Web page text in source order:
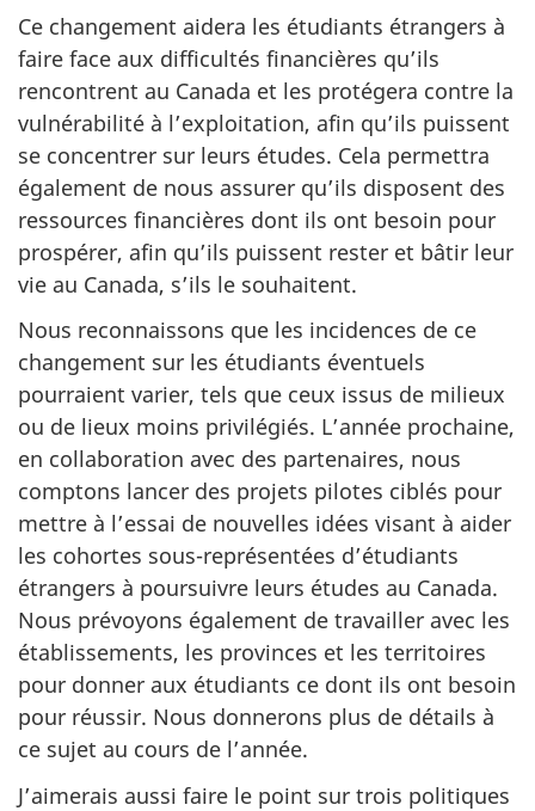
Ce changement aidera les étudiants étrangers à
faire face aux difficultés financières qu’ils
rencontrent au Canada et les protégera contre la
vulnérabilité à l’exploitation, afin qu’ils puissent
se concentrer sur leurs études. Cela permettra
également de nous assurer qu’ils disposent des
ressources financières dont ils ont besoin pour
prospérer, afin qu’ils puissent rester et bâtir leur
vie au Canada, s’ils le souhaitent.
Nous reconnaissons que les incidences de ce
changement sur les étudiants éventuels
pourraient varier, tels que ceux issus de milieux
ou de lieux moins privilégiés. L’année prochaine,
en collaboration avec des partenaires, nous
comptons lancer des projets pilotes ciblés pour
mettre à l’essai de nouvelles idées visant à aider
les cohortes sous-représentées d’étudiants
étrangers à poursuivre leurs études au Canada.
Nous prévoyons également de travailler avec les
établissements, les provinces et les territoires
pour donner aux étudiants ce dont ils ont besoin
pour réussir. Nous donnerons plus de détails à
ce sujet au cours de l’année.
J’aimerais aussi faire le point sur trois politiques